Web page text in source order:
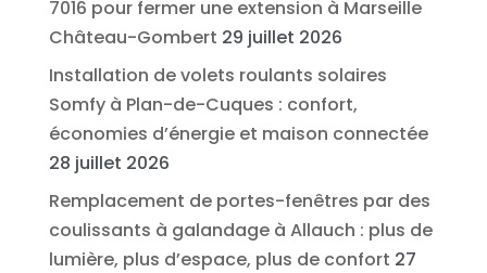
7016 pour fermer une extension à Marseille
Château-Gombert 29 juillet 2026
Installation de volets roulants solaires
Somfy à Plan-de-Cuques : confort,
économies d’énergie et maison connectée
28 juillet 2026
Remplacement de portes-fenêtres par des
coulissants à galandage à Allauch : plus de
lumière, plus d’espace, plus de confort 27